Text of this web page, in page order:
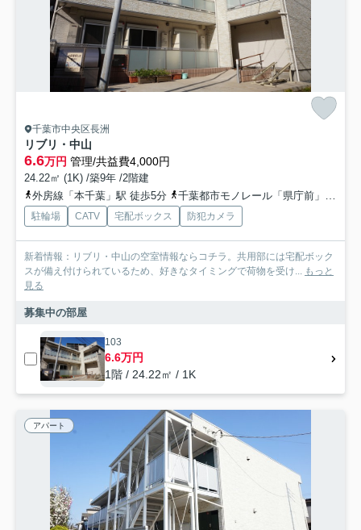
千葉市中央区長洲
リブリ・中山
6.6万円 管理/共益費4,000円
24.22㎡ (1K) /築9年 /2階建
外房線「本千葉」駅 徒歩5分
千葉都市モノレール「県庁前」駅 徒歩4分
駐輪場 CATV 宅配ボックス 防犯カメラ
新着情報：リブリ・中山の空室情報ならコチラ。共用部には宅配ボック
スが備え付けられているため、好きなタイミングで荷物を受け... もっと
見る
募集中の部屋
103
6.6万円
1階 / 24.22㎡ / 1K
アパート